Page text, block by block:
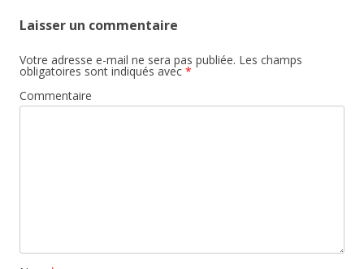
Laisser un commentaire
Votre adresse e-mail ne sera pas publiée. Les champs
obligatoires sont indiqués avec *
Commentaire